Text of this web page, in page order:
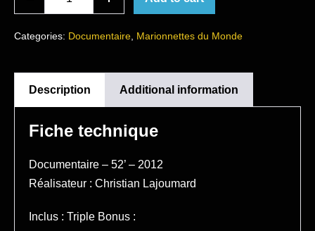
Yaya
Coulibaly
Magicien
quantity
Categories: Documentaire, Marionnettes du Monde
Description Additional information
Fiche technique
Documentaire – 52’ – 2012
Réalisateur : Christian Lajoumard
Inclus : Triple Bonus :